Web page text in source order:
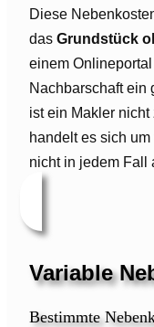
Diese
das Grundstück
einem
Nachbarschaft ein
ist ein Makler
handelt es sich um
nicht in jedem Fall
Variable
Bestimmte